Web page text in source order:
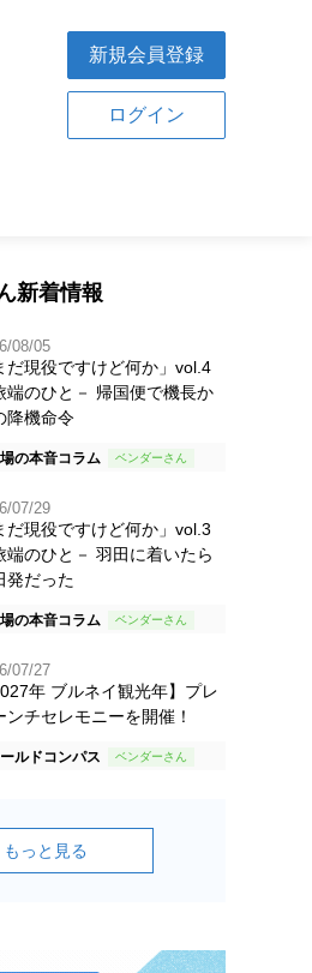
新規会員登録
ログイン
新着情報
08/05
だ現役ですけど何か」vol.4
端のひと－ 帰国便で機長か
降機命令
の本音コラム
07/29
だ現役ですけど何か」vol.3
端のひと－ 羽田に着いたら
発だった
の本音コラム
07/27
年 ブルネイ観光年】プレ
ンチセレモニーを開催！
ルドコンパス
もっと見る